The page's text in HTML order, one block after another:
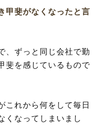
甲斐がなくなったと言
、ずっと同じ会社で勤
斐を感じているもので
これから何をして毎日
くなってしまいまし